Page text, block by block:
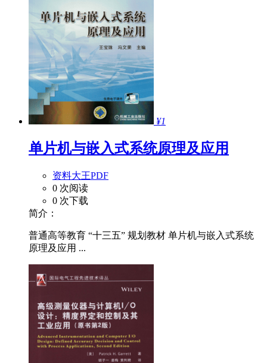
¥1
单片机与嵌入式系统原理及应用
资料大王PDF
0 次阅读
0 次下载
简介：
普通高等教育 “十三五” 规划教材 单片机与嵌入式系统
原理及应用 ...